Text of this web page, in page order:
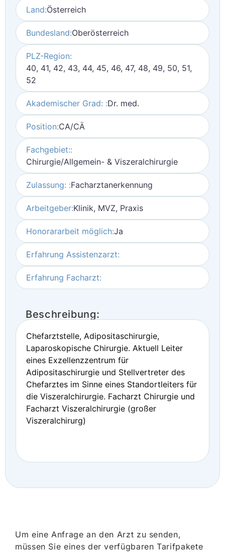
Land:Österreich
Bundesland:Oberösterreich
PLZ-Region:
40, 41, 42, 43, 44, 45, 46, 47, 48, 49, 50, 51,
52
Akademischer Grad: :Dr. med.
Position:CA/CÄ
Fachgebiet::
Chirurgie/Allgemein- & Viszeralchirurgie
Zulassung: :Facharztanerkennung
Arbeitgeber:Klinik, MVZ, Praxis
Honorararbeit möglich:Ja
Erfahrung Assistenzarzt:
Erfahrung Facharzt:
Beschreibung:
Chefarztstelle, Adipositaschirurgie,
Laparoskopische Chirurgie. Aktuell Leiter
eines Exzellenzzentrum für
Adipositaschirurgie und Stellvertreter des
Chefarztes im Sinne eines Standortleiters für
die Viszeralchirurgie. Facharzt Chirurgie und
Facharzt Viszeralchirurgie (großer
Viszeralchirurg)
Um eine Anfrage an den Arzt zu senden,
müssen Sie eines der verfügbaren Tarifpakete